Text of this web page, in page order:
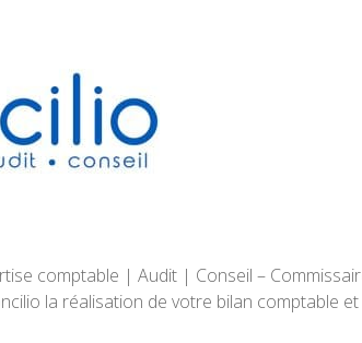
comptable | Audit | Conseil –
la réalisation de votre bilan comptable